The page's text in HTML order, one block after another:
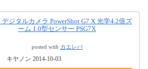
デジタルカメラ PowerShot G7 X 光学4.2倍ズ
ーム 1.0型センサー PSG7X
posted with カエレバ
キヤノン 2014-10-03